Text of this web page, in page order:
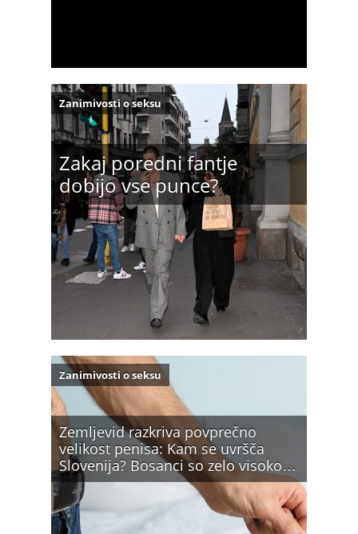
Zakaj poredni fantje
dobijo vse punce?
Zanimivosti o seksu
Zemljevid razkriva povprečno
velikost penisa: Kam se uvršča
Slovenija? Bosanci so zelo visoko…
Zanimivosti o seksu